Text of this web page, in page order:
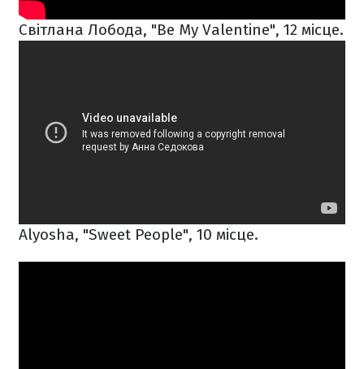
Світлана Лобода, "Be My Valentine", 12 місце.
Alyosha, "Sweet People", 10 місце.